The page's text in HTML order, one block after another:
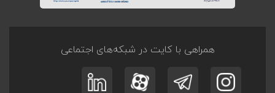
همراهی با کایت در شبکه‌های اجتماعی